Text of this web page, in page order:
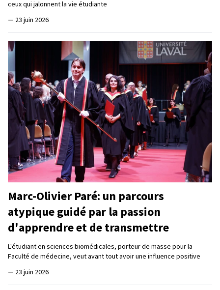
ceux qui jalonnent la vie étudiante
— 23 juin 2026
Marc-Olivier Paré: un parcours
atypique guidé par la passion
d'apprendre et de transmettre
L'étudiant en sciences biomédicales, porteur de masse pour la
Faculté de médecine, veut avant tout avoir une influence positive
— 23 juin 2026